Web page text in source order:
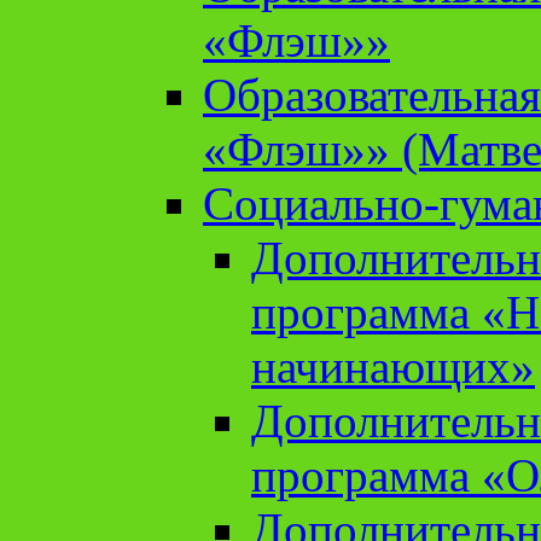
«Флэш»»
«Флэш»»
Социально-
программа
начинающих»
программа